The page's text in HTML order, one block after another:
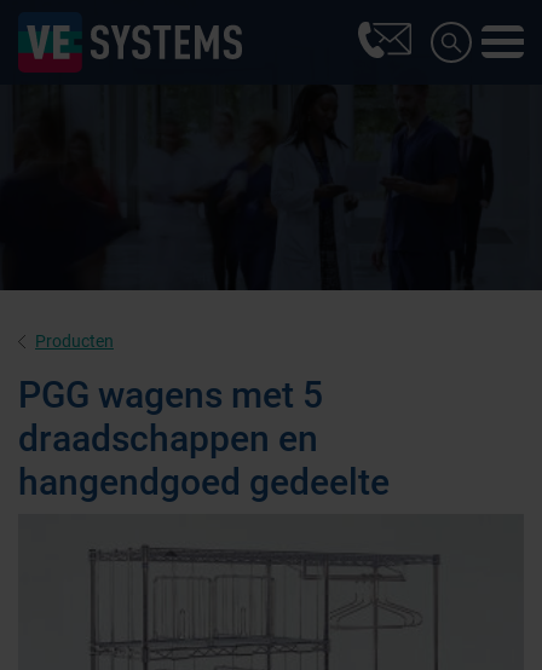
Producten
PGG wagens met 5
draadschappen en
hangendgoed gedeelte